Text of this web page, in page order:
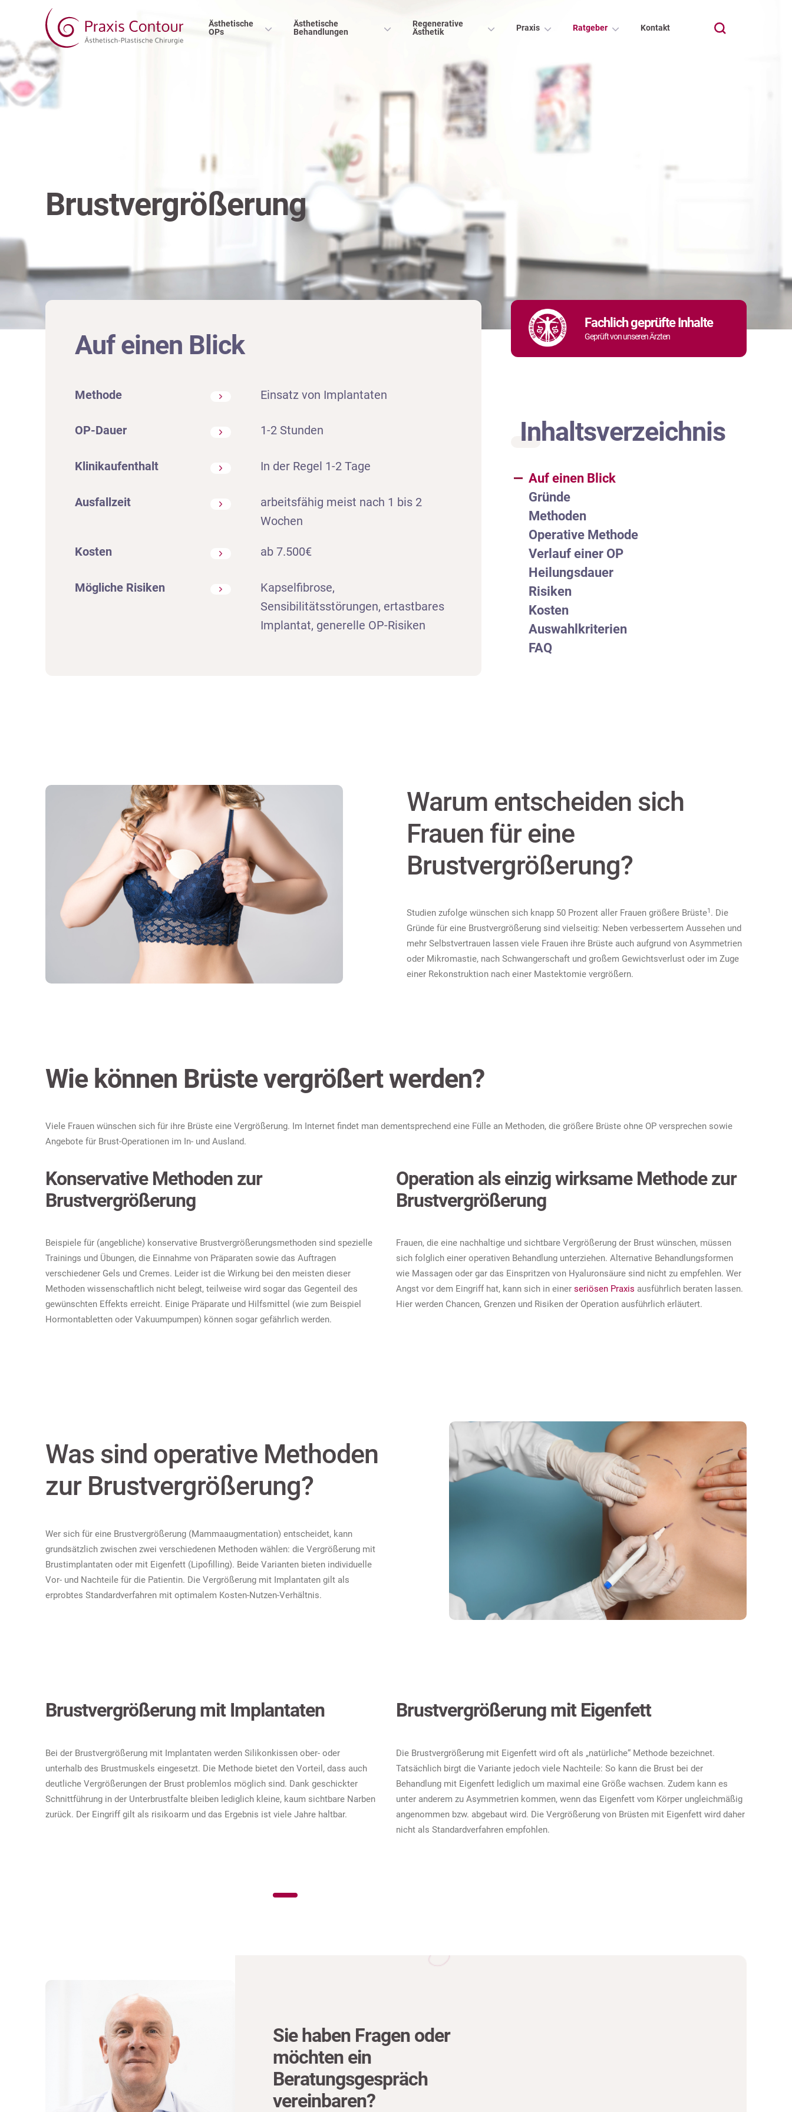
Ästhetische
OPs
Ästhetische
Behandlungen
Regenerative
Ästhetik
Praxis Ratgeber Kontakt
Brustvergrößerung
Auf einen Blick
Methode Einsatz von Implantaten
OP-Dauer 1-2 Stunden
Klinikaufenthalt In der Regel 1-2 Tage
Ausfallzeit
arbeitsfähig meist nach 1 bis 2
Wochen
Kosten ab 7.500€
Mögliche Risiken
Kapselfibrose,
Sensibilitätsstörungen, ertastbares
Implantat, generelle OP-Risiken
Fachlich geprüfte Inhalte
Geprüft von unseren Ärzten
Inhaltsverzeichnis
Auf einen Blick
Gründe
Methoden
Operative Methode
Verlauf einer OP
Heilungsdauer
Risiken
Kosten
Auswahlkriterien
FAQ
Warum entscheiden sich
Frauen für eine
Brustvergrößerung?
Studien zufolge wünschen sich knapp 50 Prozent aller Frauen größere Brüste1 . Die
Gründe für eine Brustvergrößerung sind vielseitig: Neben verbessertem Aussehen und
mehr Selbstvertrauen lassen viele Frauen ihre Brüste auch aufgrund von Asymmetrien
oder Mikromastie, nach Schwangerschaft und großem Gewichtsverlust oder im Zuge
einer Rekonstruktion nach einer Mastektomie vergrößern.
Wie können Brüste vergrößert werden?
Viele Frauen wünschen sich für ihre Brüste eine Vergrößerung. Im Internet findet man dementsprechend eine Fülle an Methoden, die größere Brüste ohne OP versprechen sowie
Angebote für Brust-Operationen im In- und Ausland.
Konservative Methoden zur
Brustvergrößerung
Beispiele für (angebliche) konservative Brustvergrößerungsmethoden sind spezielle
Trainings und Übungen, die Einnahme von Präparaten sowie das Auftragen
verschiedener Gels und Cremes. Leider ist die Wirkung bei den meisten dieser
Methoden wissenschaftlich nicht belegt, teilweise wird sogar das Gegenteil des
gewünschten Effekts erreicht. Einige Präparate und Hilfsmittel (wie zum Beispiel
Hormontabletten oder Vakuumpumpen) können sogar gefährlich werden.
Operation als einzig wirksame Methode zur
Brustvergrößerung
Frauen, die eine nachhaltige und sichtbare Vergrößerung der Brust wünschen, müssen
sich folglich einer operativen Behandlung unterziehen. Alternative Behandlungsformen
wie Massagen oder gar das Einspritzen von Hyaluronsäure sind nicht zu empfehlen. Wer
Angst vor dem Eingriff hat, kann sich in einer seriösen Praxis ausführlich beraten lassen.
Hier werden Chancen, Grenzen und Risiken der Operation ausführlich erläutert.
Was sind operative Methoden
zur Brustvergrößerung?
Wer sich für eine Brustvergrößerung (Mammaaugmentation) entscheidet, kann
grundsätzlich zwischen zwei verschiedenen Methoden wählen: die Vergrößerung mit
Brustimplantaten oder mit Eigenfett (Lipofilling). Beide Varianten bieten individuelle
Vor- und Nachteile für die Patientin. Die Vergrößerung mit Implantaten gilt als
erprobtes Standardverfahren mit optimalem Kosten-Nutzen-Verhältnis.
Brustvergrößerung mit Implantaten
Bei der Brustvergrößerung mit Implantaten werden Silikonkissen ober- oder
unterhalb des Brustmuskels eingesetzt. Die Methode bietet den Vorteil, dass auch
deutliche Vergrößerungen der Brust problemlos möglich sind. Dank geschickter
Schnittführung in der Unterbrustfalte bleiben lediglich kleine, kaum sichtbare Narben
zurück. Der Eingriff gilt als risikoarm und das Ergebnis ist viele Jahre haltbar.
Brustvergrößerung mit Eigenfett
Die Brustvergrößerung mit Eigenfett wird oft als „natürliche“ Methode bezeichnet.
Tatsächlich birgt die Variante jedoch viele Nachteile: So kann die Brust bei der
Behandlung mit Eigenfett lediglich um maximal eine Größe wachsen. Zudem kann es
unter anderem zu Asymmetrien kommen, wenn das Eigenfett vom Körper ungleichmäßig
angenommen bzw. abgebaut wird. Die Vergrößerung von Brüsten mit Eigenfett wird daher
nicht als Standardverfahren empfohlen.
Sie haben Fragen oder
möchten ein
Beratungsgespräch
vereinbaren?